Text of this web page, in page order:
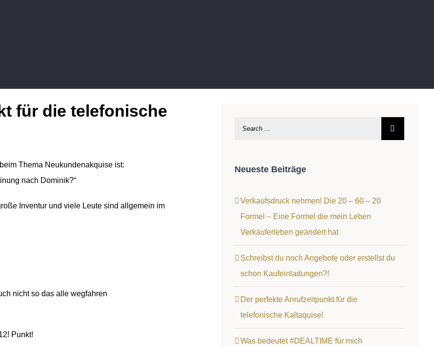
für die telefonische
Thema Neukundenakquise ist:
nach Dominik?“
Inventur und viele Leute sind allgemein im
nicht so das alle wegfahren
Punkt!
Neueste Beiträge
Verkaufsdruck nehmen! Die 20 – 60 – 20
Formel – Eine Formel die mein Leben
Verkäuferleben geändert hat
Schreibst du noch Angebote oder erstellst du
schon Kaufeinladungen?!
Der perfekte Anrufzeitpunkt für die
telefonische Kaltaquise!
Was bedeutet #DEALTIME für mich